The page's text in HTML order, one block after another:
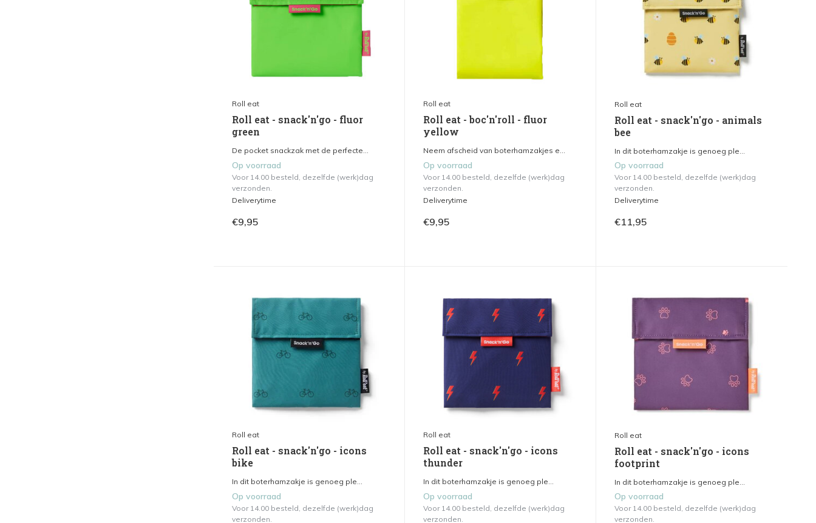
Roll eat
Roll eat - snack'n'go - fluor
green
De pocket snackzak met de perfecte...
Op voorraad
Voor 14.00 besteld, dezelfde (werk)dag
verzonden.
Deliverytime
€9,95
Roll eat
Roll eat - boc'n'roll - fluor
yellow
Neem afscheid van boterhamzakjes e...
Op voorraad
Voor 14.00 besteld, dezelfde (werk)dag
verzonden.
Deliverytime
€9,95
Roll eat
Roll eat - snack'n'go - animals
bee
In dit boterhamzakje is genoeg ple...
Op voorraad
Voor 14.00 besteld, dezelfde (werk)dag
verzonden.
Deliverytime
€11,95
Roll eat
Roll eat - snack'n'go - icons
bike
In dit boterhamzakje is genoeg ple...
Op voorraad
Voor 14.00 besteld, dezelfde (werk)dag
verzonden.
Roll eat
Roll eat - snack'n'go - icons
thunder
In dit boterhamzakje is genoeg ple...
Op voorraad
Voor 14.00 besteld, dezelfde (werk)dag
verzonden.
Roll eat
Roll eat - snack'n'go - icons
footprint
In dit boterhamzakje is genoeg ple...
Op voorraad
Voor 14.00 besteld, dezelfde (werk)dag
verzonden.